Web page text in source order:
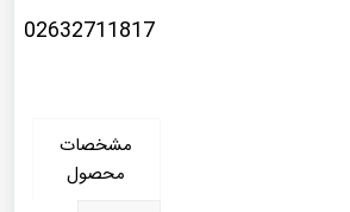
02632711817
مشخصات
محصول